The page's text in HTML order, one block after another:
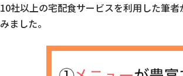
10社以上の宅配食サービスを利用した筆
みました。